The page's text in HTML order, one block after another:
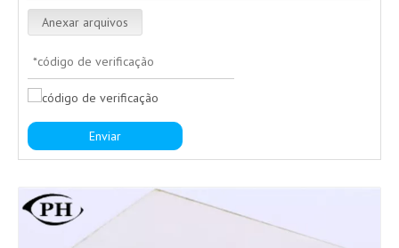
Anexar arquivos
Enviar